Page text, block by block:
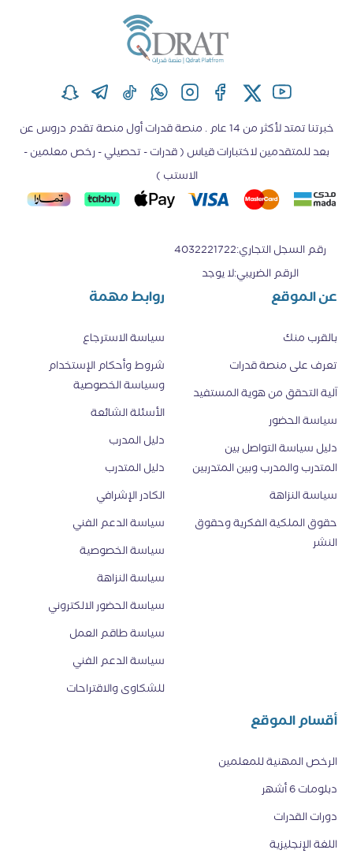
خبرتنا تمتد لأكثر من 14 عام . منصة قدرات أول منصة تقدم دروس عن
بعد للمتقدمين لاختبارات قياس ( قدرات - تحصيلي - رخص معلمين -
الاستب )
رقم السجل التجاري:
4032221722
الرقم الضريبي:لا يوجد
عن الموقع
بالقرب منك
تعرف على منصة قدرات
اَلية التحقق من هوية المستفيد
سياسة الحضور
دليل سياسة التواصل بين
المتدرب والمدرب وبين المتدربين
سياسة النزاهة
حقوق الملكية الفكرية وحقوق
النشر
روابط مهمة
سياسة الاسترجاع
شروط وأحكام الإستخدام
وسياسة الخصوصية
الأسئلة الشائعة
دليل المدرب
دليل المتدرب
الكادر الإشرافي
سياسة الدعم الفني
سياسة الخصوصية
سياسة النزاهة
سياسة الحضور الالكتروني
سياسة طاقم العمل
سياسة الدعم الفني
للشكاوى والاقتراحات
أقسام الموقع
الرخص المهنية للمعلمين
دبلومات 6 أشهر
دورات القدرات
اللغة الإنجليزية